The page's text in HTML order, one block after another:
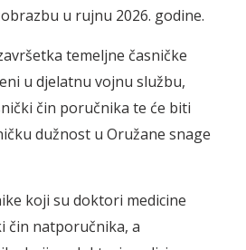
u rujnu 2026. godine.
temeljne časničke
u djelatnu vojnu službu,
čin poručnika te će biti
dužnost u Oružane snage
koji su doktori medicine
čin natporučnika, a